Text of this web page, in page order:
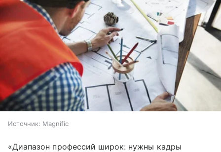
Источник: Magnific
«Диапазон профессий широк: нужны кадры